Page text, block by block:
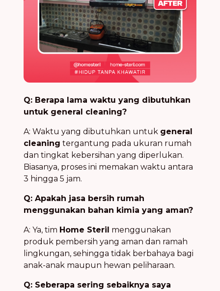
Q: Berapa lama waktu yang dibutuhkan
untuk general cleaning?
A: Waktu yang dibutuhkan untuk general
cleaning tergantung pada ukuran rumah
dan tingkat kebersihan yang diperlukan.
Biasanya, proses ini memakan waktu antara
3 hingga 5 jam.
Q: Apakah jasa bersih rumah
menggunakan bahan kimia yang aman?
A: Ya, tim Home Steril menggunakan
produk pembersih yang aman dan ramah
lingkungan, sehingga tidak berbahaya bagi
anak-anak maupun hewan peliharaan.
Q: Seberapa sering sebaiknya saya